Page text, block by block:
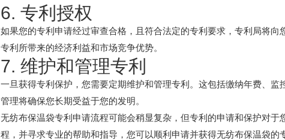
6. 专利授权
如果您的专利申请经过审查合格，且符合法定的专利要求，专利局将
专利所带来的经济利益和市场竞争优势。
7. 维护和管理专利
一旦获得专利保护，您需要定期维护和管理专利。这包括缴纳年费、
管理将确保您长期受益于您的发明。
无纺布保温袋专利申请流程可能会稍显复杂，但专利的申请和保护对
程，并寻求专业的帮助和指导，您可以顺利申请并获得无纺布保温袋的